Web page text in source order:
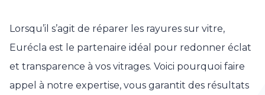
Lorsqu’il s’agit de réparer les rayures sur vitre,
Eurécla est le partenaire idéal pour redonner éclat
et transparence à vos vitrages. Voici pourquoi faire
appel à notre expertise, vous garantit des résultats